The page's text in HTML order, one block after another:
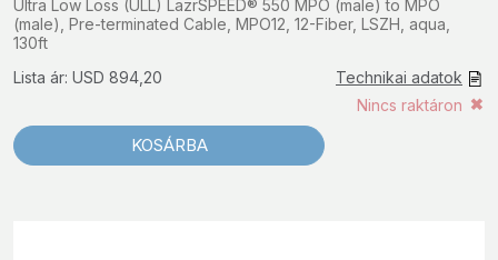
Ultra Low Loss (ULL) LazrSPEED® 550 MPO (male) to MPO
(male), Pre-terminated Cable, MPO12, 12-Fiber, LSZH, aqua,
130ft
Technikai adatok
Lista ár: USD 894,20
Nincs raktáron
KOSÁRBA